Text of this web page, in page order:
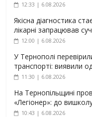
12:33 | 6.08.2026
Якісна діагностика
лікарні запрацював
12:00 | 6.08.2026
У Тернополі
транспорті: виявили
11:30 | 6.08.2026
На Тернопільщині
«Легіонер»: до
10:43 | 6.08.2026